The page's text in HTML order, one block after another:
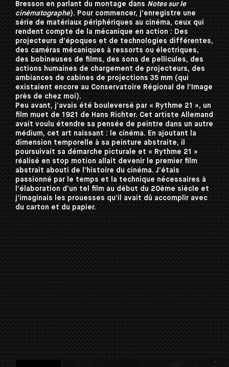
Bresson en parlant du montage dans Notes sur le
cinématographe). Pour commencer, j’enregistre une
série de matériaux périphériques au cinéma, ceux qui
rendent compte de la mécanique en action : Des
projecteurs d’époques et de technologies différentes,
des caméras mécaniques à ressorts ou électriques,
des bobineuses de films, des sons de pellicules, des
actions humaines de chargement de projecteurs, des
ambiances de cabines de projections 35 mm (qui
existaient encore au Conservatoire Régional de l’Image
près de chez moi).
Peu avant, j’avais été bouleversé par « Rythme 21 », un
film muet de 1921 de Hans Richter. Cet artiste Allemand
avait voulu étendre sa pensée de peintre dans un autre
médium, cet art naissant : le cinéma. En ajoutant la
dimension temporelle à sa peinture abstraite, il
poursuivait sa démarche picturale et « Rythme 21 »
réalisé en stop motion allait devenir le premier film
abstrait abouti de l’histoire du cinéma. J’étais
passionné par le temps et la technique nécessaires à
l’élaboration d’un tel film au début du 20ème siècle et
j’imaginais les prouesses qu’il avait dû accomplir avec
du carton et du papier.